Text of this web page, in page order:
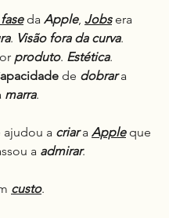
da Apple, Jobs era
. Visão fora da curva.
produto. Estética.
de dobrar a
marra.
ajudou a criar a Apple que
a admirar.
custo.